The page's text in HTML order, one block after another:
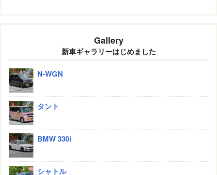
Gallery
新車ギャラリーはじめました
N-WGN
タント
BMW 330i
シャトル